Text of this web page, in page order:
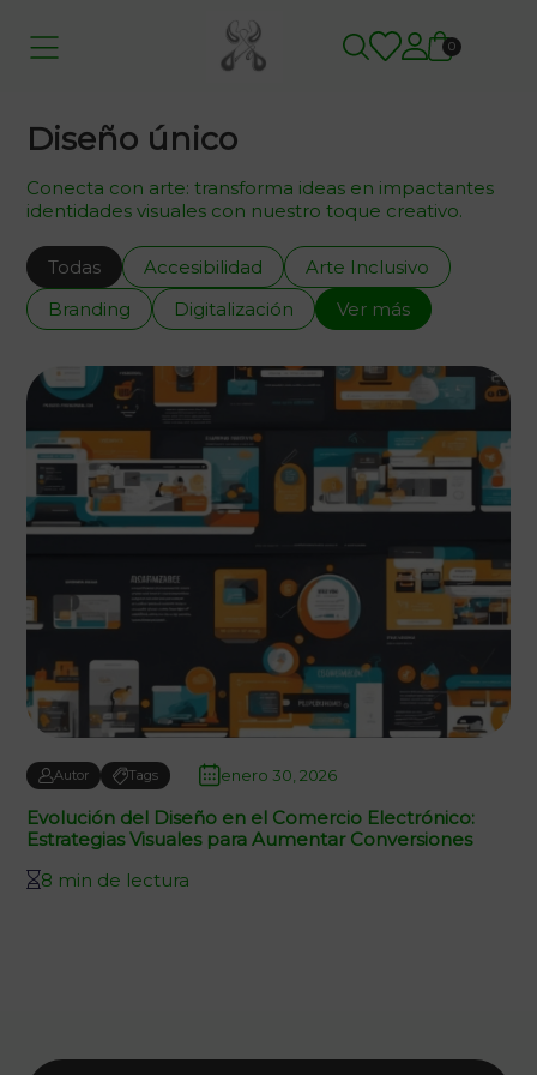
0
Diseño único
Conecta con arte: transforma ideas en impactantes
identidades visuales con nuestro toque creativo.
Todas Accesibilidad
Arte Inclusivo
Branding
Digitalización Ver más
Autor Tags enero 30, 2026
Evolución del Diseño en el Comercio Electrónico:
Estrategias Visuales para Aumentar Conversiones
8 min de lectura